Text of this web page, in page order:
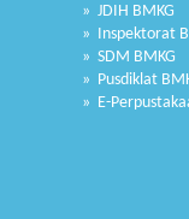
» JDIH BMKG
» Inspektorat
» SDM BMKG
» Pusdiklat
» E-